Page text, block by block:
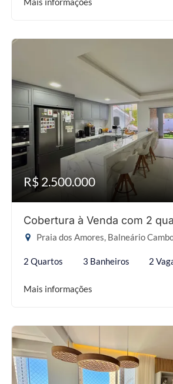
R$ 2.500.000
Cobertura à Venda com 2
Praia dos Amores, Balneário
2 Quartos 3 Banheiros 2
Mais informações